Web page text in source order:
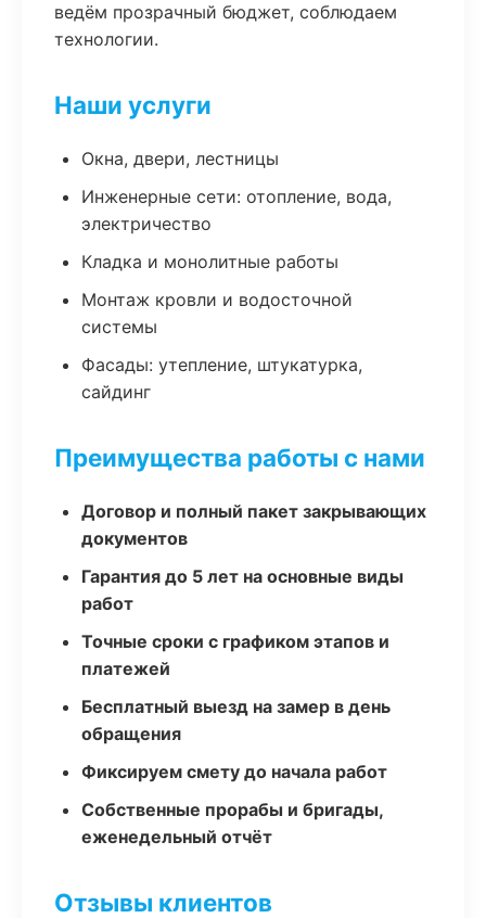
ведём прозрачный бюджет, соблюдаем
технологии.
Наши услуги
Окна, двери, лестницы
Инженерные сети: отопление, вода,
электричество
Кладка и монолитные работы
Монтаж кровли и водосточной
системы
Фасады: утепление, штукатурка,
сайдинг
Преимущества работы с нами
Договор и полный пакет закрывающих
документов
Гарантия до 5 лет на основные виды
работ
Точные сроки с графиком этапов и
платежей
Бесплатный выезд на замер в день
обращения
Фиксируем смету до начала работ
Собственные прорабы и бригады,
еженедельный отчёт
Отзывы клиентов